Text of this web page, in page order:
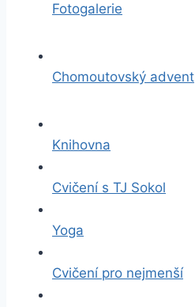
Fotogalerie
Chomoutovský advent
Knihovna
Cvičení s TJ Sokol
Yoga
Cvičení pro nejmenší